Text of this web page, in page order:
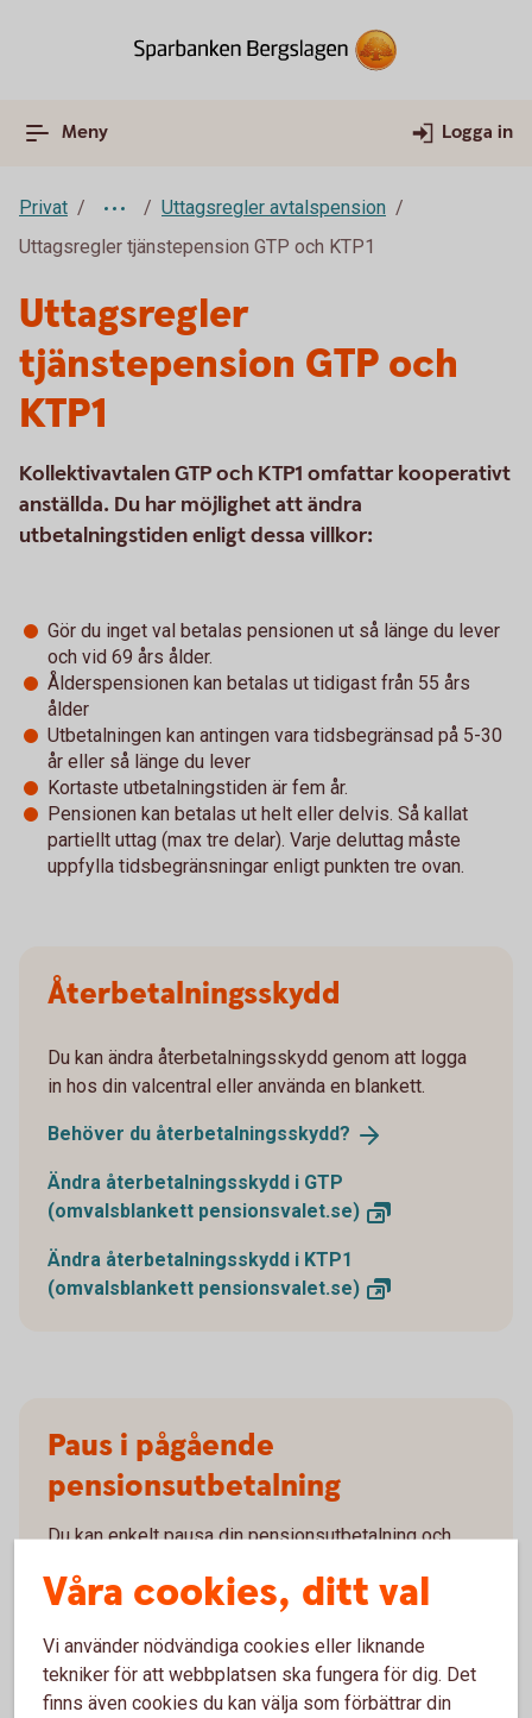
Meny Logga in
Privat
Uttagsregler avtalspension
Uttagsregler tjänstepension GTP och KTP1
Uttagsregler
tjänstepension GTP och
KTP1
Kollektivavtalen GTP och KTP1 omfattar kooperativt
anställda. Du har möjlighet att ändra
utbetalningstiden enligt dessa villkor:
Gör du inget val betalas pensionen ut så länge du lever
och vid 69 års ålder.
Ålderspensionen kan betalas ut tidigast från 55 års
ålder
Utbetalningen kan antingen vara tidsbegränsad på 5-30
år eller så länge du lever
Kortaste utbetalningstiden är fem år.
Pensionen kan betalas ut helt eller delvis. Så kallat
partiellt uttag (max tre delar). Varje deluttag måste
uppfylla tidsbegränsningar enligt punkten tre ovan.
Återbetalningsskydd
Du kan ändra återbetalningsskydd genom att logga
in hos din valcentral eller använda en blankett.
Behöver du återbetalningsskydd?
Ändra återbetalningsskydd i GTP
(omvalsblankett pensionsvalet.se)
Ändra återbetalningsskydd i KTP1
(omvalsblankett pensionsvalet.se)
Paus i pågående
pensionsutbetalning
Du kan enkelt pausa din pensionsutbetalning och
paus.
Pausa din pensionsutbetalning
Våra cookies, ditt val
Vi använder nödvändiga cookies eller liknande
tekniker för att webbplatsen ska fungera för dig. Det
finns även cookies du kan välja som förbättrar din